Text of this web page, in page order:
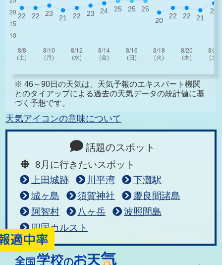
※ 46～90日の天気は、天気予報のエキスパート機関
とのタイアップによる過去の天気データの統計値に基
づく予想です。
天気アイコンの意味について
話題のスポット
8月に行きたいスポット
上田城跡
川平湾
下灘駅
城ヶ島
須賀神社
慶良間諸島
阿智村
八ヶ岳
波照間島
四国カルスト